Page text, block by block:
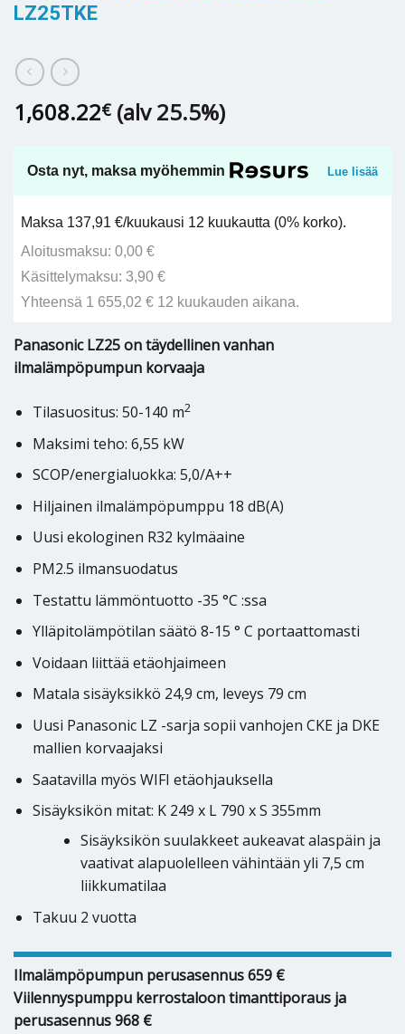
LZ25TKE
1,608.22€ (alv 25.5%)
Osta nyt, maksa myöhemmin Lue lisää
Maksa 137,91 €/kuukausi 12 kuukautta (0% korko).
Aloitusmaksu: 0,00 €
Käsittelymaksu: 3,90 €
Yhteensä 1 655,02 € 12 kuukauden aikana.
Panasonic LZ25 on täydellinen vanhan
ilmalämpöpumpun korvaaja
Tilasuositus: 50-140 m2
Maksimi teho: 6,55 kW
SCOP/energialuokka: 5,0/A++
Hiljainen ilmalämpöpumppu 18 dB(A)
Uusi ekologinen R32 kylmäaine
PM2.5 ilmansuodatus
Testattu lämmöntuotto -35 °C :ssa
Ylläpitolämpötilan säätö 8-15 ° C portaattomasti
Voidaan liittää etäohjaimeen
Matala sisäyksikkö 24,9 cm, leveys 79 cm
Uusi Panasonic LZ -sarja sopii vanhojen CKE ja DKE
mallien korvaajaksi
Saatavilla myös WIFI etäohjauksella
Sisäyksikön mitat: K 249 x L 790 x S 355mm
Sisäyksikön suulakkeet aukeavat alaspäin ja
vaativat alapuolelleen vähintään yli 7,5 cm
liikkumatilaa
Takuu 2 vuotta
Ilmalämpöpumpun perusasennus 659 €
Viilennyspumppu kerrostaloon timanttiporaus ja
perusasennus 968 €